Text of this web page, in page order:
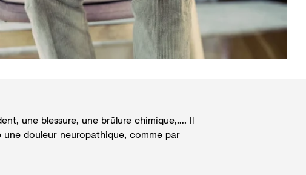
une blessure, une brûlure chimique,…. Il
douleur neuropathique, comme par